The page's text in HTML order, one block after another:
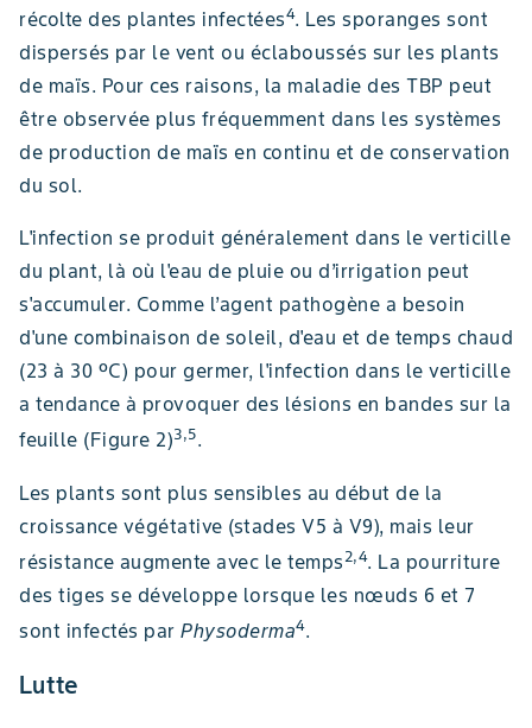
récolte des plantes infectées4. Les sporanges sont
dispersés par le vent ou éclaboussés sur les plants
de maïs. Pour ces raisons, la maladie des TBP peut
être observée plus fréquemment dans les systèmes
de production de maïs en continu et de conservation
du sol.
L'infection se produit généralement dans le verticille
du plant, là où l'eau de pluie ou d’irrigation peut
s'accumuler. Comme l’agent pathogène a besoin
d'une combinaison de soleil, d'eau et de temps chaud
(23 à 30 ºC) pour germer, l'infection dans le verticille
a tendance à provoquer des lésions en bandes sur la
feuille (Figure 2)3,5.
Les plants sont plus sensibles au début de la
croissance végétative (stades V5 à V9), mais leur
résistance augmente avec le temps2,4. La pourriture
des tiges se développe lorsque les nœuds 6 et 7
sont infectés par Physoderma4.
Lutte